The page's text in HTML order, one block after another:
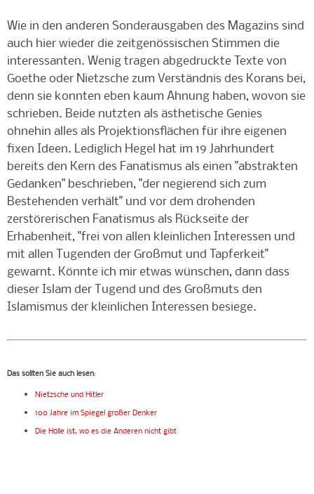
Wie in den anderen Sonderausgaben des Magazins sind
auch hier wieder die zeitgenössischen Stimmen die
interessanten. Wenig tragen abgedruckte Texte von
Goethe oder Nietzsche zum Verständnis des Korans bei,
denn sie konnten eben kaum Ahnung haben, wovon sie
schrieben. Beide nutzten als ästhetische Genies
ohnehin alles als Projektionsflächen für ihre eigenen
fixen Ideen. Lediglich Hegel hat im 19 Jahrhundert
bereits den Kern des Fanatismus als einen "abstrakten
Gedanken" beschrieben, "der negierend sich zum
Bestehenden verhält" und vor dem drohenden
zerstörerischen Fanatismus als Rückseite der
Erhabenheit, "frei von allen kleinlichen Interessen und
mit allen Tugenden der Großmut und Tapferkeit"
gewarnt. Könnte ich mir etwas wünschen, dann dass
dieser Islam der Tugend und des Großmuts den
Islamismus der kleinlichen Interessen besiege.
Das sollten Sie auch lesen:
Nietzsche und Hitler
100 Jahre im Spiegel großer Denker
Die Hölle ist, wo es die Anderen nicht gibt